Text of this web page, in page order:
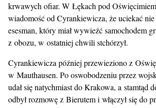
krwawych ofiar. W Łękach pod Oświęcimiem
wiadomość od Cyrankiewicza, że uciekać
esesman, który miał wywieźć samochodem
z obozu, w ostatniej chwili stchórzył.
Cyrankiewicza później przewieziono z
w Mauthausen. Po oswobodzeniu przez
udał się natychmiast do Krakowa, a stamtąd
odbył rozmowę z Bierutem i włączył się do